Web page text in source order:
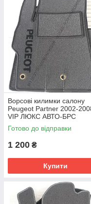
Ворсові килимки салону
Peugeot Partner 2002-
VIP ЛЮКС АВТО-БРС
Готово до відправки
1 200 ₴
Купити